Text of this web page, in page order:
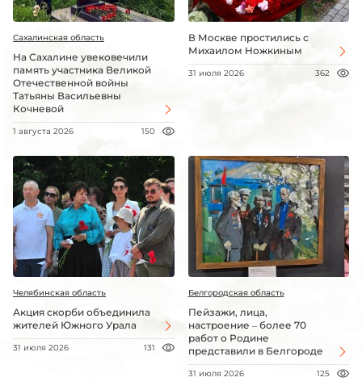
Сахалинская область
На Сахалине увековечили
память участника Великой
Отечественной войны
Татьяны Васильевны
Кочневой
1 августа 2026 150
В Москве простились с
Михаилом Ножкиным
31 июля 2026 362
Челябинская область
Акция скорби объединила
жителей Южного Урала
31 июля 2026 131
Белгородская область
Пейзажи, лица,
настроение – более 70
работ о Родине
представили в Белгороде
31 июля 2026 125